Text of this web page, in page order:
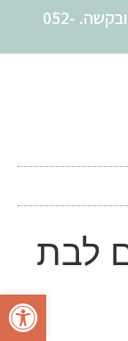
פתח
נשמח לעמוד לשירותכם בכל שאלה ובקשה. 052-
לבת